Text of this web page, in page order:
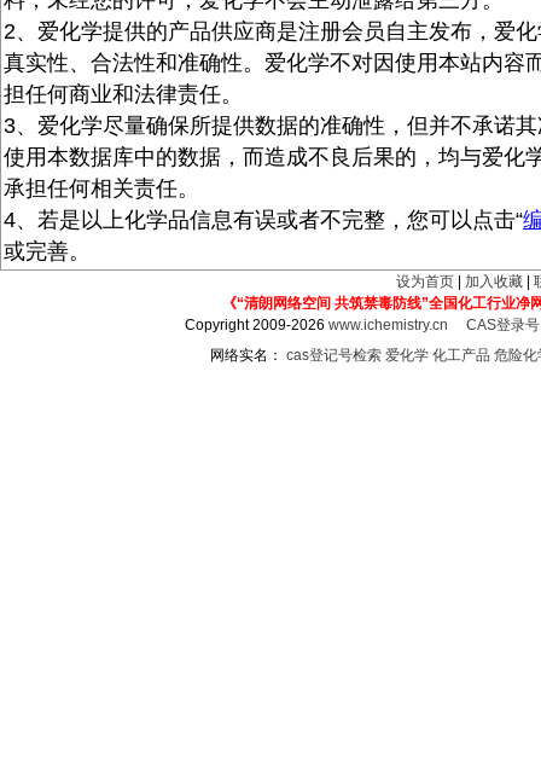
2、爱化学提供的产品供应商是注册会员自主发布，爱
真实性、合法性和准确性。爱化学不对因使用本站内容
担任何商业和法律责任。
3、爱化学尽量确保所提供数据的准确性，但并不承诺
使用本数据库中的数据，而造成不良后果的，均与爱化
承担任何相关责任。
4、若是以上化学品信息有误或者不完整，您可以点击“
或完善。
设为首页 加入收藏
《“清朗网络空间 共筑禁毒防线”全国化工行业净
Copyright 2009-2026www.ichemistry.cn
CAS登录
网络实名： cas登记号检索 爱化学 化工产品 危险化